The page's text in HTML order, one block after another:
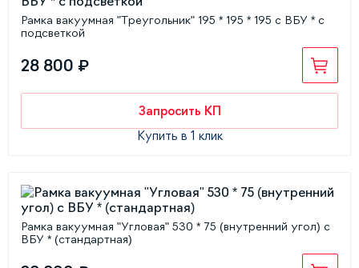
Рамка вакуумная "Треугольник" 195 * 195 * 195 с ВБУ * с
подсветкой
28 800 ₽
Запросить КП
Купить в 1 клик
Рамка вакуумная "Угловая" 530 * 75 (внутренний угол) с
ВБУ * (стандартная)